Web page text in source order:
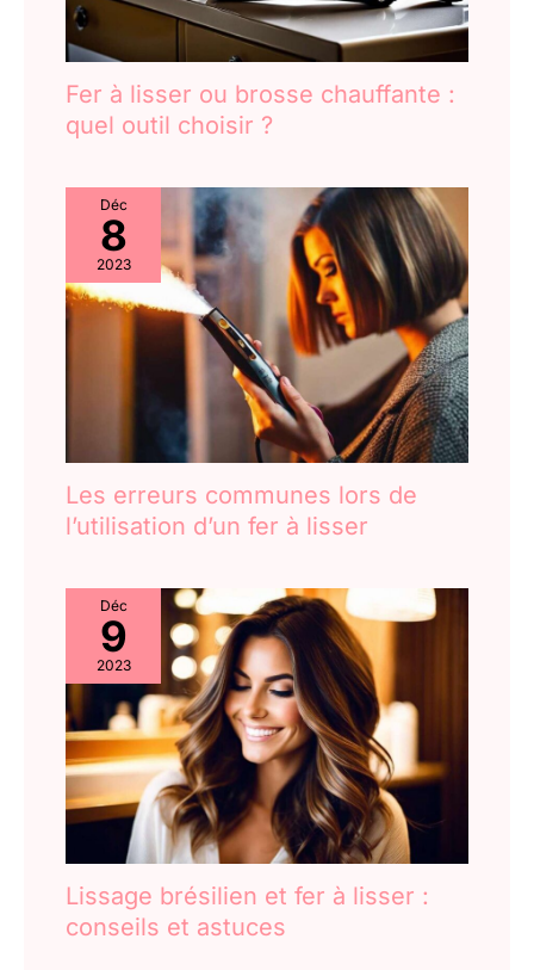
Fer à lisser ou brosse chauffante :
quel outil choisir ?
Déc
8
2023
Les erreurs communes lors de
l’utilisation d’un fer à lisser
Déc
9
2023
Lissage brésilien et fer à lisser :
conseils et astuces